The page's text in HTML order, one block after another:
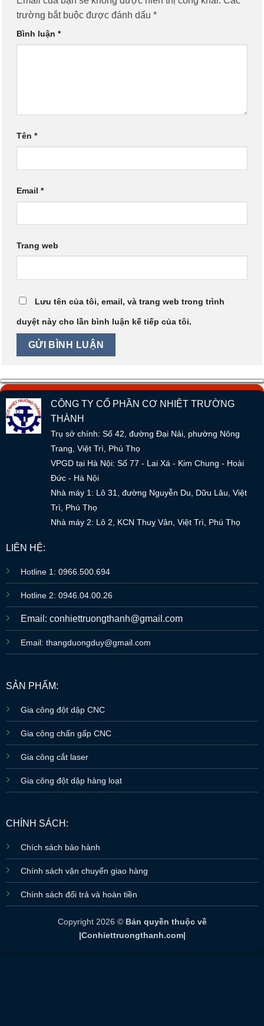
trường bắt buộc được đánh dấu *
Bình luận *
Tên *
Email *
Trang web
Lưu tên của tôi, email, và trang web trong trình
duyệt này cho lần bình luận kế tiếp của tôi.
CÔNG TY CỔ PHẦN CƠ NHIỆT TRƯỜNG
THÀNH
Trụ sở chính: Số 42, đường Đại Nải, phường Nông
Trang, Việt Trì, Phú Thọ
VPGD tại Hà Nội: Số 77 - Lai Xá - Kim Chung - Hoài
Đức - Hà Nội
Nhà máy 1: Lô 31, đường Nguyễn Du, Dữu Lâu, Việt
Trì, Phú Thọ
Nhà máy 2: Lô 2, KCN Thuỵ Vân, Việt Trì, Phú Thọ
LIÊN HỆ:
Hotline 1: 0966.500.694
Hotline 2: 0946.04.00.26
Email: conhiettruongthanh@gmail.com
Email: thangduongduy@gmail.com
SẢN PHẨM:
Gia công đột dập CNC
Gia công chấn gấp CNC
Gia công cắt laser
Gia công đột dập hàng loạt
CHÍNH SÁCH:
Chích sách bảo hành
Chính sách vận chuyển giao hàng
Chính sách đổi trả và hoàn tiền
Copyright 2026 © Bản quyền thuộc về
|Conhiettruongthanh.com|